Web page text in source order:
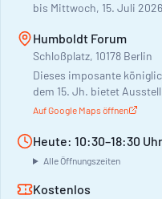
bis Mittwoch, 15. Juli 2026
Humboldt Forum
Schloßplatz, 10178 Berlin
Dieses imposante
dem 15. Jh. bietet
Auf Google Maps öffnen
Heute: 10:30–18:30 Uhr
Alle Öffnungszeiten
Kostenlos